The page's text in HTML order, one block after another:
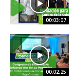
00:03:07
00:02:25